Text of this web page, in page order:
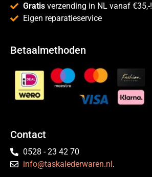
Gratis verzending in NL vanaf €35,-!
Eigen reparatieservice
Betaalmethoden
Contact
0528 - 23 42 70
info@taskalederwaren.nl.